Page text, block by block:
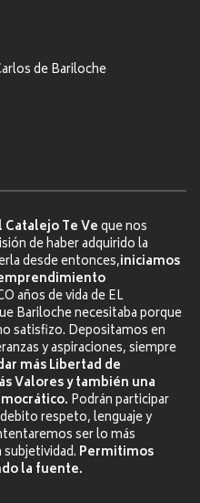
de Bariloche
Te Veque nos
de haber adquirido la
desde entonces,iniciamos
años de vida de EL
Bariloche necesitaba porque
satisfizo. Depositamos en
y aspiraciones, siempre
más Libertad de
Valores y también una
Podrán participar
respeto, lenguaje y
ser lo más
Permitimos
la fuente.